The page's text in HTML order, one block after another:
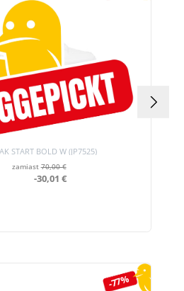
START BOLD W (JP7525)
zamiast70,00 €
-30,01 €
-77%